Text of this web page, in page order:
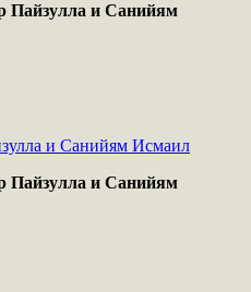
Пайзулла и Санийям
Пайзулла и Санийям